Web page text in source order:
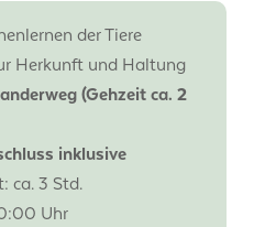
der Tiere
Herkunft und Haltung
(Gehzeit ca. 2
inklusive
ca. 3 Std.
Uhr